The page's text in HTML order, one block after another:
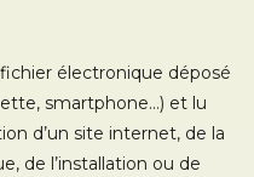
électronique déposé
smartphone…) et lu
d’un site internet, de la
de l’installation ou de